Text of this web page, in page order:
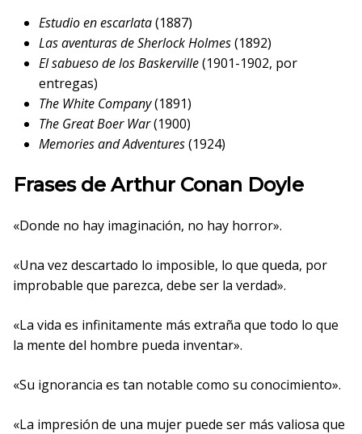
Estudio en escarlata(1887)
Las aventuras de Sherlock Holmes(1892)
El sabueso de los Baskerville(1901-1902, por
entregas)
The White Company(1891)
The Great Boer War(1900)
Memories and Adventures(1924)
Frases de Arthur Conan Doyle
«Donde no hay imaginación, no hay horror».
«Una vez descartado lo imposible, lo que queda, por
improbable que parezca, debe ser la verdad».
«La vida es infinitamente más extraña que todo lo que
la mente del hombre pueda inventar».
«Su ignorancia es tan notable como su conocimiento».
«La impresión de una mujer puede ser más valiosa que